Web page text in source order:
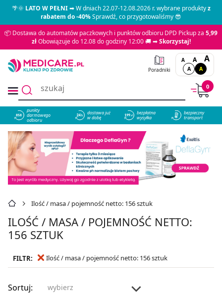
🌴🌞LATO W PEŁNI➡ W dniach 22.07-12.08.2026 r. wybrane produktyz
rabatem do -40%Sprawdź, co przygotowaliśmy 😎
📦 Dostawa do automatów paczkowych i punktów odbioru DPD Pickup za 5,99
złObowiązuje do 12.08 do godziny 12:00 🚚 ➡Skorzystaj!
Poradniki
A A A
A A
0
858
punkty
darmowego
odbioru
dostawa już
w dobę
bezpłatna
wysyłka
bezpieczny
transport
Ilość / masa / pojemność netto: 156 sztuk
ILOŚĆ / MASA / POJEMNOŚĆ NETTO:
156 SZTUK
FILTR: Ilość / masa / pojemność netto: 156 sztuk
Sortuj: wybierz